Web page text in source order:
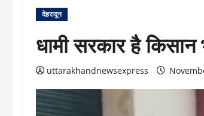
देहरादून
धामी सरकार है
uttarakhandnewsexpress